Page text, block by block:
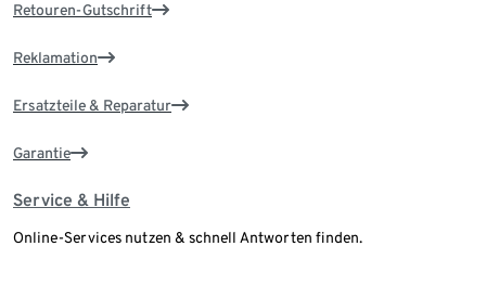
Retouren-Gutschrift
Reklamation
Ersatzteile & Reparatur
Garantie
Service & Hilfe
Online-Services nutzen & schnell Antworten finden.